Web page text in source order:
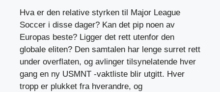
Hva er den relative styrken til Major League
Soccer i disse dager? Kan det pip noen av
Europas beste? Ligger det rett utenfor den
globale eliten? Den samtalen har lenge surret rett
under overflaten, og avlinger tilsynelatende hver
gang en ny USMNT -vaktliste blir utgitt. Hver
tropp er plukket fra hverandre, og